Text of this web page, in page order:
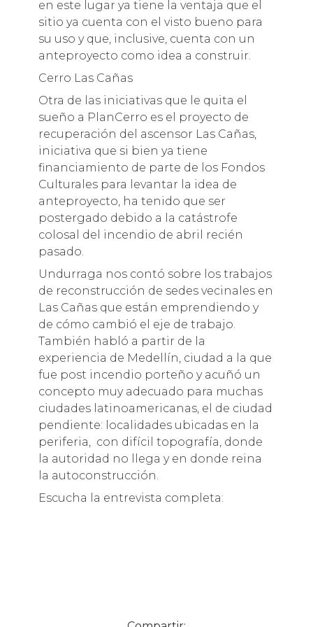
en este lugar ya tiene la ventaja que el
sitio ya cuenta con el visto bueno para
su uso y que, inclusive, cuenta con un
anteproyecto como idea a construir.
Cerro Las Cañas
Otra de las iniciativas que le quita el
sueño a PlanCerro es el proyecto de
recuperación del ascensor Las Cañas,
iniciativa que si bien ya tiene
financiamiento de parte de los Fondos
Culturales para levantar la idea de
anteproyecto, ha tenido que ser
postergado debido a la catástrofe
colosal del incendio de abril recién
pasado.
Undurraga nos contó sobre los trabajos
de reconstrucción de sedes vecinales en
Las Cañas que están emprendiendo y
de cómo cambió el eje de trabajo.
También habló a partir de la
experiencia de Medellín, ciudad a la que
fue post incendio porteño y acuñó un
concepto muy adecuado para muchas
ciudades latinoamericanas, el de ciudad
pendiente: localidades ubicadas en la
periferia, con difícil topografía, donde
la autoridad no llega y en donde reina
la autoconstrucción.
Escucha la entrevista completa: